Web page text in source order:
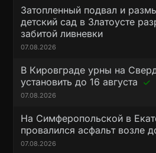
Затопленный подвал и
детский сад в Златоусте
забитой ливневки
07.08.2026
В Кировграде урны на
установить до 16 августа
07.08.2026
На Симферопольской в
провалился асфальт возле
07.08.2026